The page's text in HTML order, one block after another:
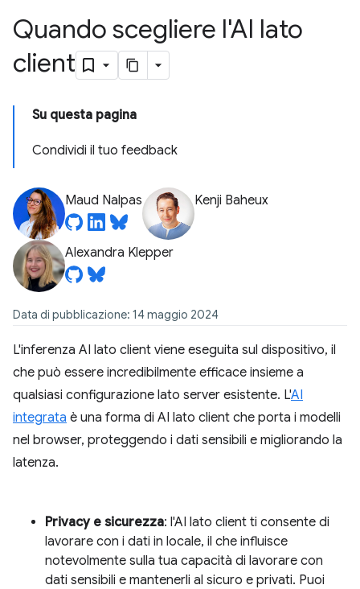
Quando scegliere l'AI lato
client
Su questa pagina
Condividi il tuo feedback
Maud Nalpas Kenji Baheux
Alexandra Klepper
Data di pubblicazione: 14 maggio 2024
L'inferenza AI lato client viene eseguita sul dispositivo, il
che può essere incredibilmente efficace insieme a
qualsiasi configurazione lato server esistente. L'AI
integrata è una forma di AI lato client che porta i modelli
nel browser, proteggendo i dati sensibili e migliorando la
latenza.
Privacy e sicurezza: l'AI lato client ti consente di
lavorare con i dati in locale, il che influisce
notevolmente sulla tua capacità di lavorare con
dati sensibili e mantenerli al sicuro e privati. Puoi